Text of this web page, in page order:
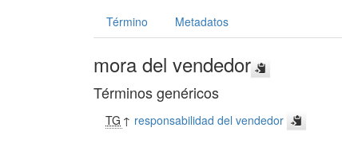
Término Metadatos
mora del vendedor
Términos genéricos
TG ↑ responsabilidad del vendedor